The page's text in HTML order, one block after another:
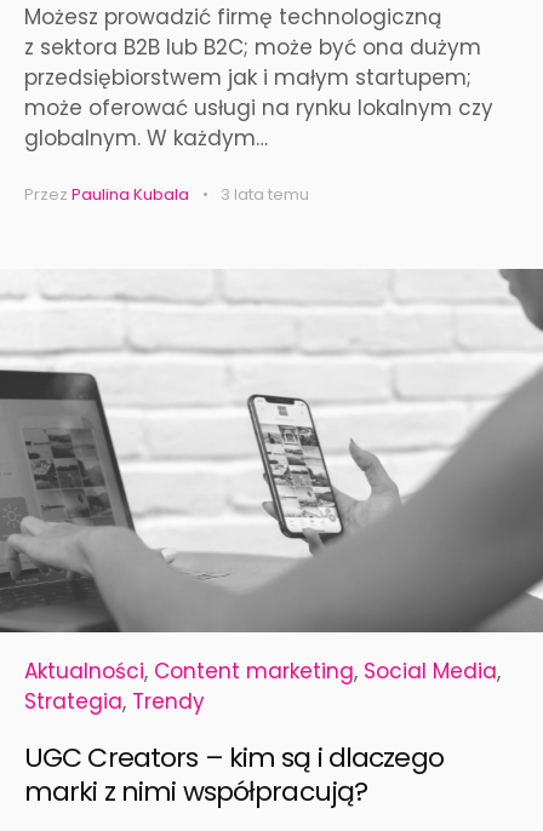
Możesz prowadzić firmę technologiczną
z sektora B2B lub B2C; może być ona dużym
przedsiębiorstwem jak i małym startupem;
może oferować usługi na rynku lokalnym czy
globalnym. W każdym…
Przez Paulina Kubala 3 lata temu
Aktualności, Content marketing, Social Media,
Strategia, Trendy
UGC Creators – kim są i dlaczego
marki z nimi współpracują?